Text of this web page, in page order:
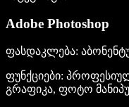
Adobe Photoshop
ფასდაკლება:
ფუნქციები:
გრაფიკა, ფოტო